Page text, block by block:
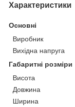
Характеристики
Основні
Виробник
Вихідна напруга
Габаритні розміри
Висота
Довжина
Ширина